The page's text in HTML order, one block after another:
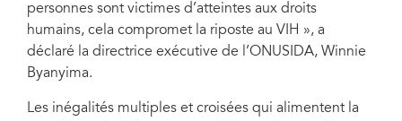
personnes sont victimes d’atteintes aux droits
humains, cela compromet la riposte au VIH », a
déclaré la directrice exécutive de l’ONUSIDA, Winnie
Byanyima.
Les inégalités multiples et croisées qui alimentent la